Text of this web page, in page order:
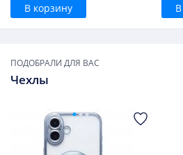
В корзину
ПОДОБРАЛИ ДЛЯ ВАС
Чехлы